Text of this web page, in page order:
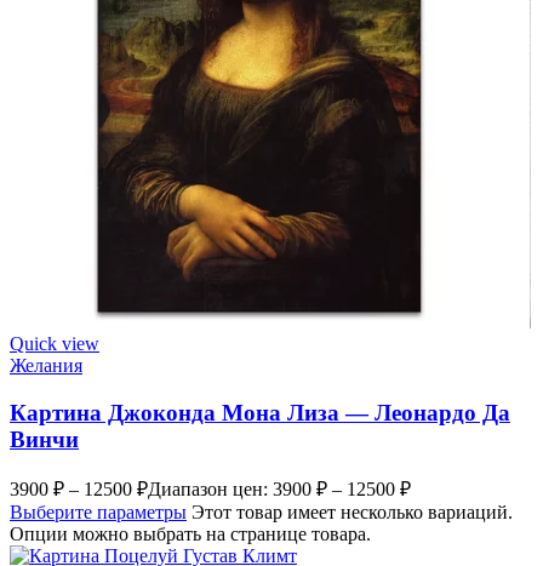
Quick view
Желания
Картина Джоконда Мона Лиза — Леонардо Да
Винчи
3900 ₽ – 12500 ₽Диапазон цен: 3900 ₽ – 12500 ₽
Выберите параметры Этот товар имеет несколько вариаций.
Опции можно выбрать на странице товара.